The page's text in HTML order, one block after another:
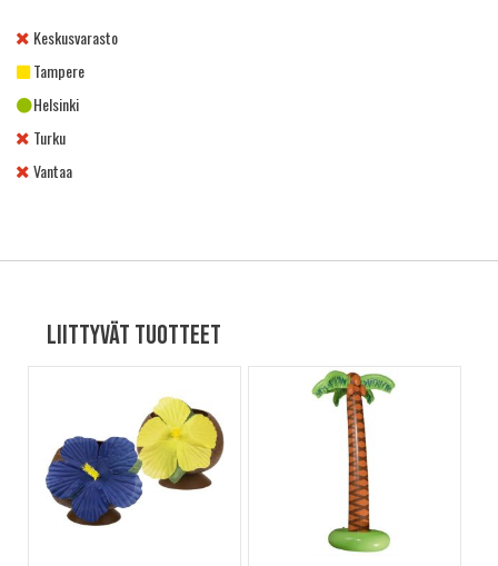
Keskusvarasto
Tampere
Helsinki
Turku
Vantaa
Liittyvät tuotteet